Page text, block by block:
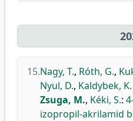
15.Nagy, T., Róth, G.,
Nyul, D., Kaldybek, K.
Zsuga, M., Kéki, S.:
izopropil-akrilamid